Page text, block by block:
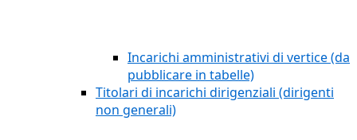
Incarichi amministrativi di vertice (da
pubblicare in tabelle)
Titolari di incarichi dirigenziali (dirigenti
non generali)